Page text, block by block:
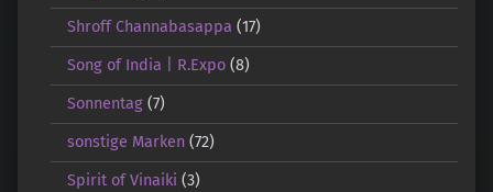
Shroff Channabasappa (17)
Song of India | R.Expo(8)
Sonnentag(7)
sonstige Marken(72)
Spirit of Vinaiki (3)